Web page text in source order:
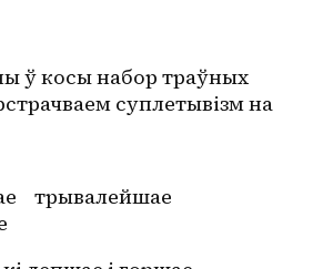
ў косы набор траўных
суплетывізм на
трывалейшае